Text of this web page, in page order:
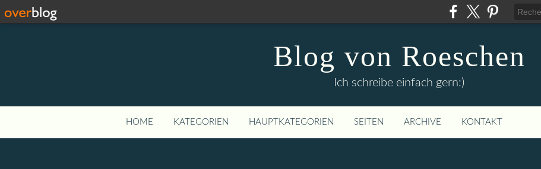
Blog von Roeschen
Ich schreibe einfach gern:)
HOME KATEGORIEN HAUPTKATEGORIEN SEITEN ARCHIVE KONTAKT